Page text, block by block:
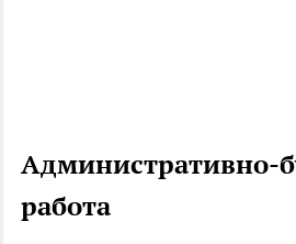
Административно-
работа